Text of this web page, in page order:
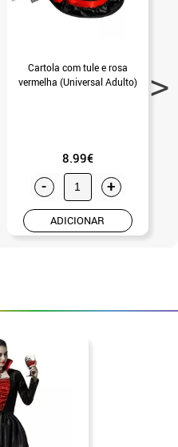
Cartola com tule e rosa
vermelha (Universal Adulto)
8.99€
- +
ADICIONAR